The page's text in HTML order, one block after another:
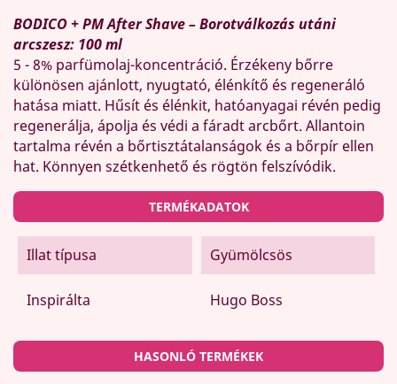
BODICO + PM After Shave – Borotválkozás utáni
arcszesz: 100 ml
5 - 8% parfümolaj-koncentráció. Érzékeny bőrre
különösen ajánlott, nyugtató, élénkítő és regeneráló
hatása miatt. Hűsít és élénkit, hatóanyagai révén pedig
regenerálja, ápolja és védi a fáradt arcbőrt. Allantoin
tartalma révén a bőrtisztátalanságok és a bőrpír ellen
hat. Könnyen szétkenhető és rögtön felszívódik.
TERMÉKADATOK
Illat típusa Gyümölcsös
Inspirálta Hugo Boss
HASONLÓ TERMÉKEK